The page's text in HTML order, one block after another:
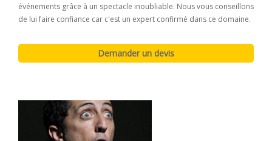
événements grâce à un spectacle inoubliable. Nous vous conseillons
de lui faire confiance car c'est un expert confirmé dans ce domaine.